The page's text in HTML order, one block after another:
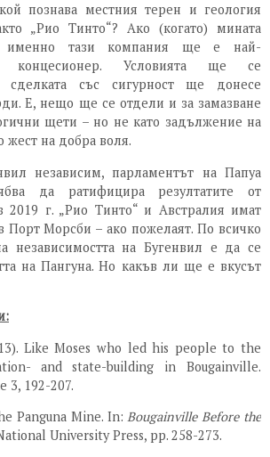
познава местния терен и геология
„Рио Тинто“? Ако (когато) мината
именно тази компания ще е най-
концесионер. Условията ще се
сделката със сигурност ще донесе
Е, нещо ще се отдели и за замазване
щети – но не като задължение на
жест на добра воля.
независим, парламентът на Папуа
да ратифицира резултатите от
2019 г. „Рио Тинто“ и Австралия имат
Порт Морсби – ако пожелаят. По всичко
независимостта на Бугенвил е да се
на Пангуна. Но какъв ли ще е вкусът
Like Moses who led his people to the
and state-building in Bougainville.
3, 192-207.
Panguna Mine. In:Bougainville Before the
University Press, pp. 258-273.